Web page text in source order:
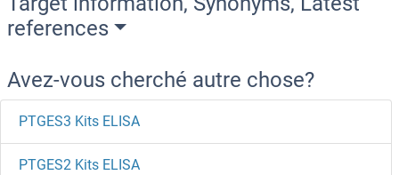
references
Avez-vous cherché autre chose?
PTGES3 Kits ELISA
PTGES2 Kits ELISA